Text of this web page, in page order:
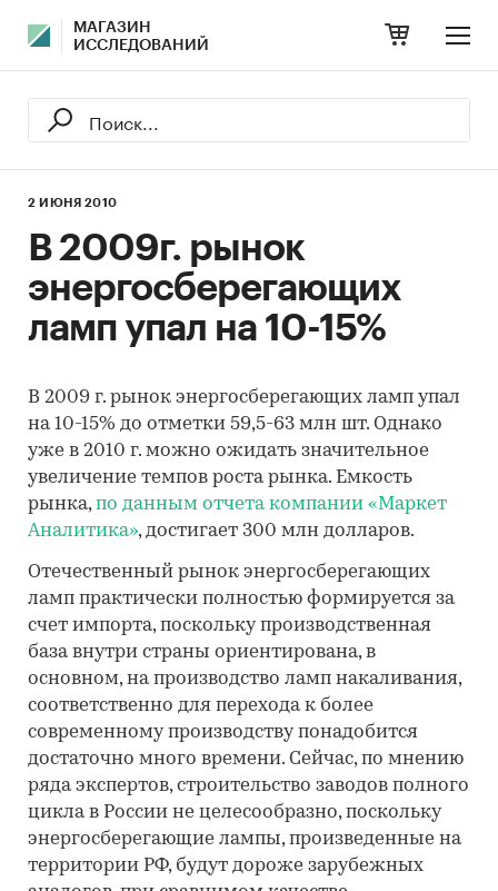
МАГАЗИН
ИССЛЕДОВАНИЙ
2 ИЮНЯ 2010
В 2009г. рынок
энергосберегающих
ламп упал на 10-15%
В 2009 г. рынок энергосберегающих ламп упал
на 10-15% до отметки 59,5-63 млн шт. Однако
уже в 2010 г. можно ожидать значительное
увеличение темпов роста рынка. Емкость
рынка,по данным отчета компании «Маркет
Аналитика», достигает 300 млн долларов.
Отечественный рынок энергосберегающих
ламп практически полностью формируется за
счет импорта, поскольку производственная
база внутри страны ориентирована, в
основном, на производство ламп накаливания,
соответственно для перехода к более
современному производству понадобится
достаточно много времени. Сейчас, по мнению
ряда экспертов, строительство заводов полного
цикла в России не целесообразно, поскольку
энергосберегающие лампы, произведенные на
территории РФ, будут дороже зарубежных